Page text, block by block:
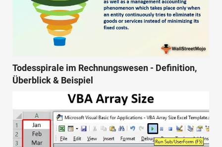
Todesspirale im Rechnungswesen - Definition,
Überblick & Beispiel